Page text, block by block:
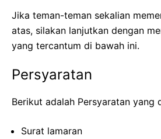
Jika teman-teman sekalian
atas, silakan lanjutkan dengan
yang tercantum di bawah ini.
Persyaratan
Berikut adalah Persyaratan yang
Surat lamaran